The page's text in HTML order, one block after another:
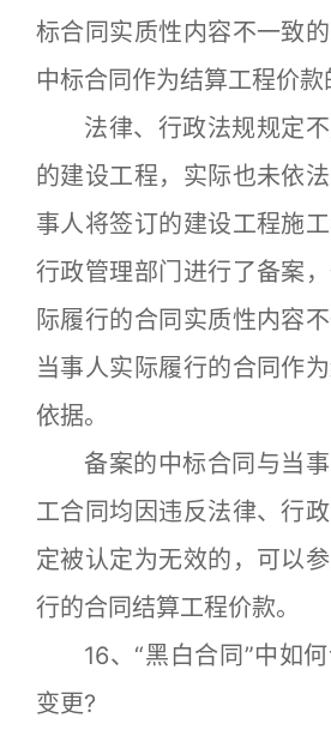
标合同实质性内容不一致
中标合同作为结算工程价款
法律、行政法规规定不
的建设工程，实际也未依
事人将签订的建设工程施
行政管理部门进行了备案
际履行的合同实质性内容
当事人实际履行的合同作
依据。
备案的中标合同与当事
工合同均因违反法律、行
定被认定为无效的，可以
行的合同结算工程价款。
16、“黑白合同”中如何
变更?